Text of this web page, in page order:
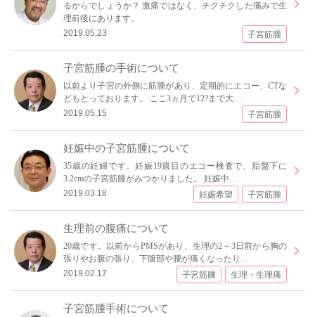
るからでしょうか？ 激痛ではなく、チクチクした痛みで生
理前後にあります。
2019.05.23
子宮筋腫
子宮筋腫の手術について
以前より子宮の外側に筋腫があり、定期的にエコー、CTな
どもとっております。 ここ3ヵ月で12?まで大…
2019.05.15
子宮筋腫
妊娠中の子宮筋腫について
35歳の妊婦です。妊娠19週目のエコー検査で、胎盤下に
3.2cmの子宮筋腫がみつかりました。 妊娠中…
2019.03.18
妊娠希望 子宮筋腫
生理前の腹痛について
20歳です。以前からPMSがあり、生理の2～3日前から胸の
張りやお腹の張り、下腹部や腰が痛くなったり…
2019.02.17
子宮筋腫 生理・生理痛
子宮筋腫手術について